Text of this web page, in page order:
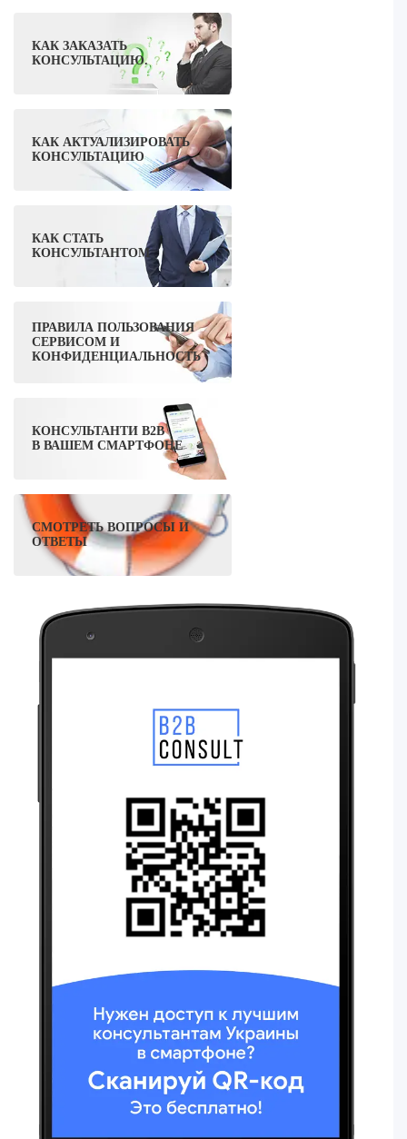
КАК ЗАКАЗАТЬ
КОНСУЛЬТАЦИЮ.
КАК АКТУАЛИЗИРОВАТЬ
КОНСУЛЬТАЦИЮ
КАК СТАТЬ
КОНСУЛЬТАНТОМ
ПРАВИЛА ПОЛЬЗОВАНИЯ
СЕРВИСОМ И
КОНФИДЕНЦИАЛЬНОСТЬ
КОНСУЛЬТАНТИ B2B
В ВАШЕМ СМАРТФОНЕ
СМОТРЕТЬ ВОПРОСЫ И
ОТВЕТЫ